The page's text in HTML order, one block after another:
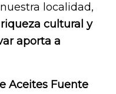
localidad,
cultural y
aporta a
Aceites Fuente